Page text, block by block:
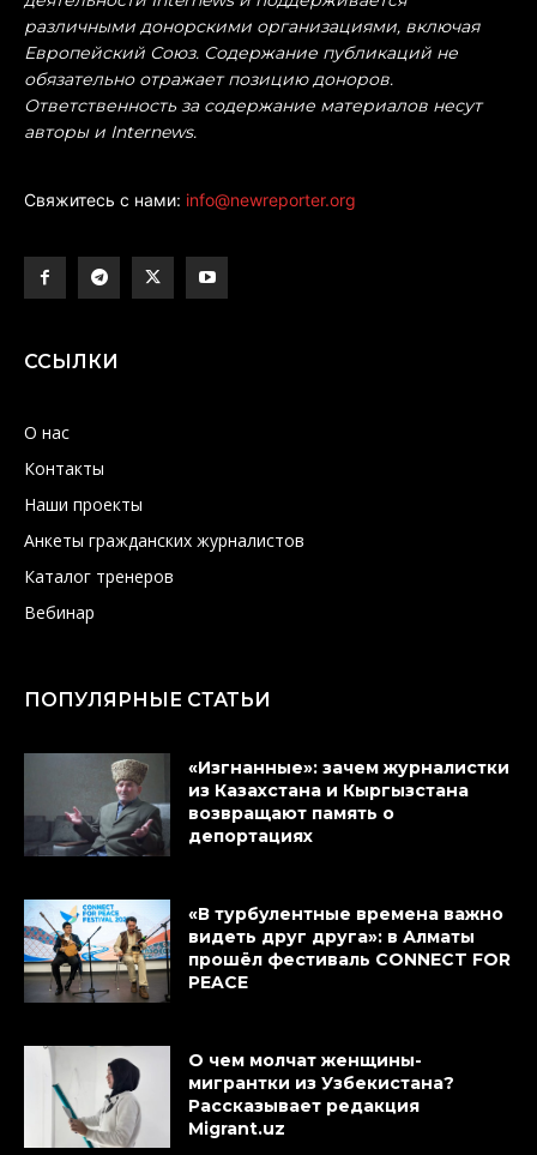
различными донорскими организациями, включая
Европейский Союз. Содержание публикаций не
обязательно отражает позицию доноров.
Ответственность за содержание материалов несут
авторы и Internews.
Свяжитесь с нами: info@newreporter.org
ССЫЛКИ
О нас
Контакты
Наши проекты
Анкеты гражданских журналистов
Каталог тренеров
Вебинар
ПОПУЛЯРНЫЕ СТАТЬИ
«Изгнанные»: зачем журналистки
из Казахстана и Кыргызстана
возвращают память о
депортациях
«В турбулентные времена важно
видеть друг друга»: в Алматы
прошёл фестиваль CONNECT FOR
PEACE
О чем молчат женщины-
мигрантки из Узбекистана?
Рассказывает редакция
Migrant.uz